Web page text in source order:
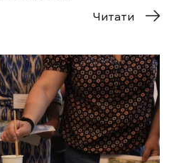
Читати